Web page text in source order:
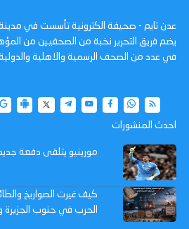
يضم فريق التحرير نخبة من الصحفيين من
في عدد من الصحف الرسمية والاهلية
احدث المنشورات
مورينيو يتلقى دفعة
كيف غيرت الصواريخ
الحرب في جنوب الجزيرة